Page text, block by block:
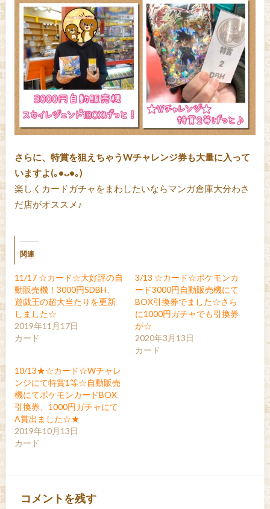
さらに、特賞を狙えちゃうWチャレンジ券も大量に入って
いますよ(｡•ᴗ•｡)
楽しくカードガチャをまわしたいならマンガ倉庫大分わさ
だ店がオススメ♪
関連
11/17 ☆カード☆大好評の自
動販売機！3000円SDBH、
遊戯王の超大当たりを更新
しました☆
2019年11月17日
カード
3/13 ☆カード☆ポケモンカ
ード3000円自動販売機にて
BOX引換券でました☆さら
に1000円ガチャでも引換券
が☆
2020年3月13日
カード
10/13★☆カード☆Wチャレ
ンジにて特賞1等☆自動販売
機にてポケモンカードBOX
引換券、1000円ガチャにて
A賞出ました☆★
2019年10月13日
カード
コメントを残す